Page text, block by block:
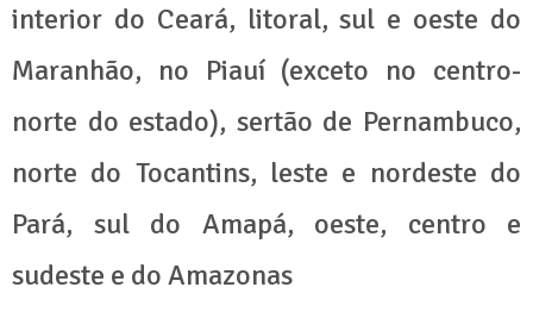
interior do Ceará, litoral, sul e oeste do
Maranhão, no Piauí (exceto no centro-
norte do estado), sertão de Pernambuco,
norte do Tocantins, leste e nordeste do
Pará, sul do Amapá, oeste, centro e
sudeste e do Amazonas